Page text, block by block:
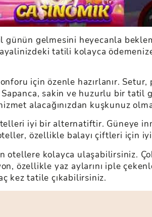
gelmesini heyecanla
tatili kolayca
için özenle hazırlanır.
sakin ve huzurlu bir tatil
alacağınızdan kuşkunuz
iyi bir alternatiftir. Güneye
özellikle balayı çiftleri için
otellere kolayca ulaşabilirsiniz.
özellikle yaz aylarını iple
kez tatile çıkabilirsiniz.